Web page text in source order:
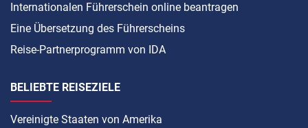
Internationalen Führerschein online beantragen
Eine Übersetzung des Führerscheins
Reise-Partnerprogramm von IDA
BELIEBTE REISEZIELE
Vereinigte Staaten von Amerika